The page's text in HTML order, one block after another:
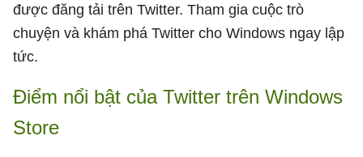
được đăng tải trên Twitter. Tham gia cuộc trò
chuyện và khám phá Twitter cho Windows ngay lập
tức.
Điểm nổi bật của Twitter trên Windows
Store